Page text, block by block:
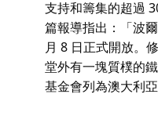
支持和籌集的超過
篇報導指出：「波
月 8 日正式開放。
堂外有一塊質樸的
基金會列為澳大利